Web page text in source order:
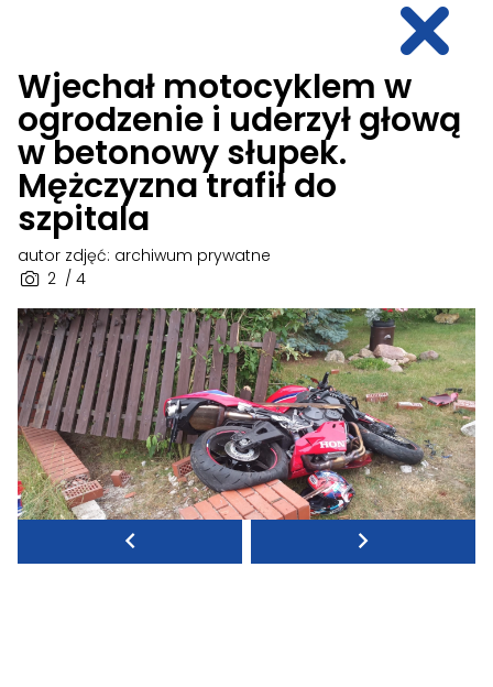
Wjechał motocyklem w
ogrodzenie i uderzył głową
w betonowy słupek.
Mężczyzna trafił do
szpitala
2 / 4
autor zdjęć: archiwum prywatne